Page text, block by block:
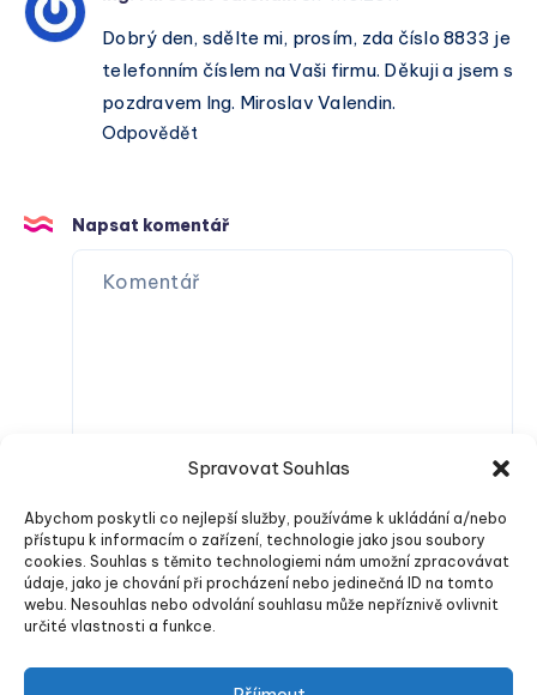
Spravovat Souhlas
Abychom poskytli co nejlepší služby, používáme k ukládání a/nebo
přístupu k informacím o zařízení, technologie jako jsou soubory
cookies. Souhlas s těmito technologiemi nám umožní zpracovávat
údaje, jako je chování při procházení nebo jedinečná ID na tomto
webu. Nesouhlas nebo odvolání souhlasu může nepříznivě ovlivnit
určité vlastnosti a funkce.
Dobrý den, sdělte mi, prosím, zda číslo 8833 je
telefonním číslem na Vaši firmu. Děkuji a jsem s
pozdravem Ing. Miroslav Valendin.
Odpovědět
Napsat komentář